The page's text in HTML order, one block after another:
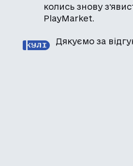
колись знову
PlayMarket.
Дякуємо за